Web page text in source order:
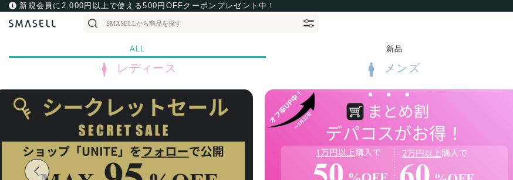
新規会員に2,000円以上で使える500円OFFクーポンプレゼント中！
ALL 新品
レディース メンズ